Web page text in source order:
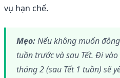
vụ hạn chế.
Mẹo:Nếu không muốn
tuần trước và sau Tết. Đi
tháng 2 (sau Tết 1 tuần) sẽ